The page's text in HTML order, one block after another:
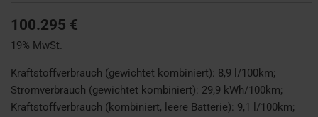
100.295 €
19% MwSt.
Kraftstoffverbrauch (gewichtet kombiniert): 8,9 l/100km;
Stromverbrauch (gewichtet kombiniert): 29,9 kWh/100km;
Kraftstoffverbrauch (kombiniert, leere Batterie): 9,1 l/100km;